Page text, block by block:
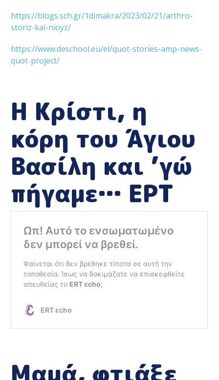
https://blogs.sch.gr/1dimakra/2023/02/21/arthro-
storiz-kai-nioyz/
https://www.deschool.eu/el/quot-stories-amp-news-
quot-project/
Η Κρίστι, η
κόρη του Άγιου
Βασίλη και ’γώ
πήγαμε… ΕΡΤ
Μαμά, φτιάξε